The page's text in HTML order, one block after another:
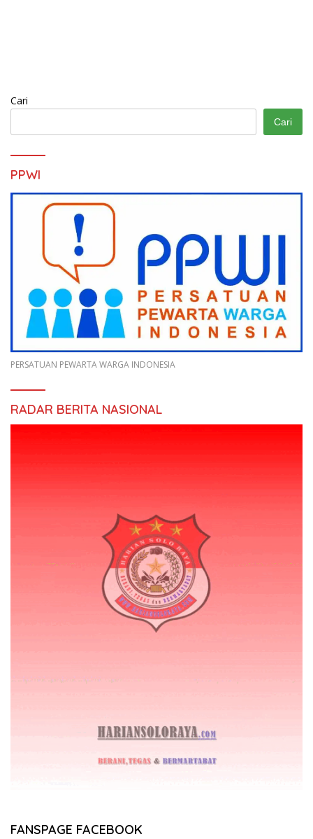
Cari
Cari
PPWI
PERSATUAN PEWARTA WARGA INDONESIA
RADAR BERITA NASIONAL
FANSPAGE FACEBOOK